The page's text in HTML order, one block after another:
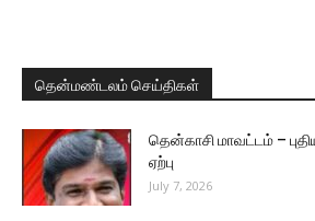
தென்மண்டலம் செய்திகள்
தென்காசி மாவட்டம் –
ஏற்பு
July 7, 2026